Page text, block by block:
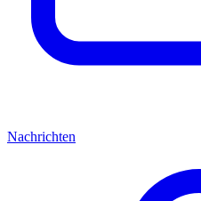
Nachrichten